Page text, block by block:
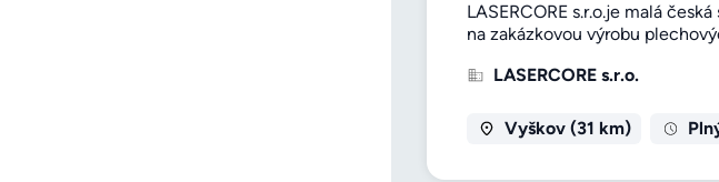
LASERCORE s.r.o.je malá
na zakázkovou výrobu
LASERCORE s.r.o.
Vyškov (31 km)